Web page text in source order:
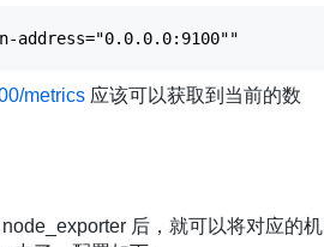
address="0.0.0.0:9100""
metrics 应该可以获取到当前的数
后，就可以将对应的机